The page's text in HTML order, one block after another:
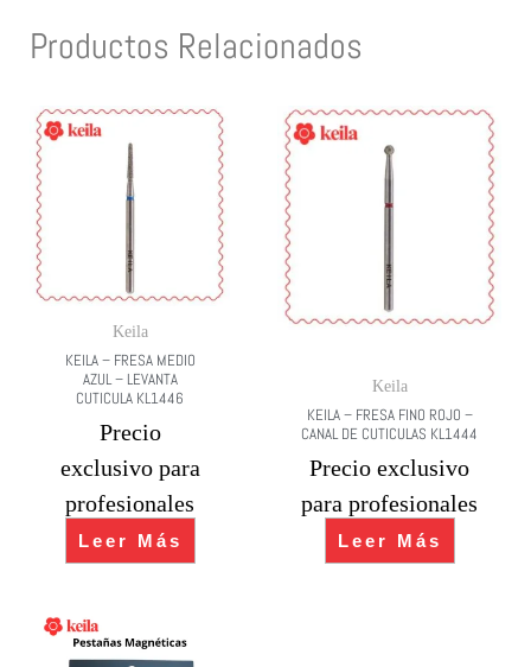
Productos Relacionados
Keila
KEILA – FRESA MEDIO
AZUL – LEVANTA
CUTICULA KL1446
Precio
exclusivo para
profesionales
Leer Más
Keila
KEILA – FRESA FINO ROJO –
CANAL DE CUTICULAS KL1444
Precio exclusivo
para profesionales
Leer Más